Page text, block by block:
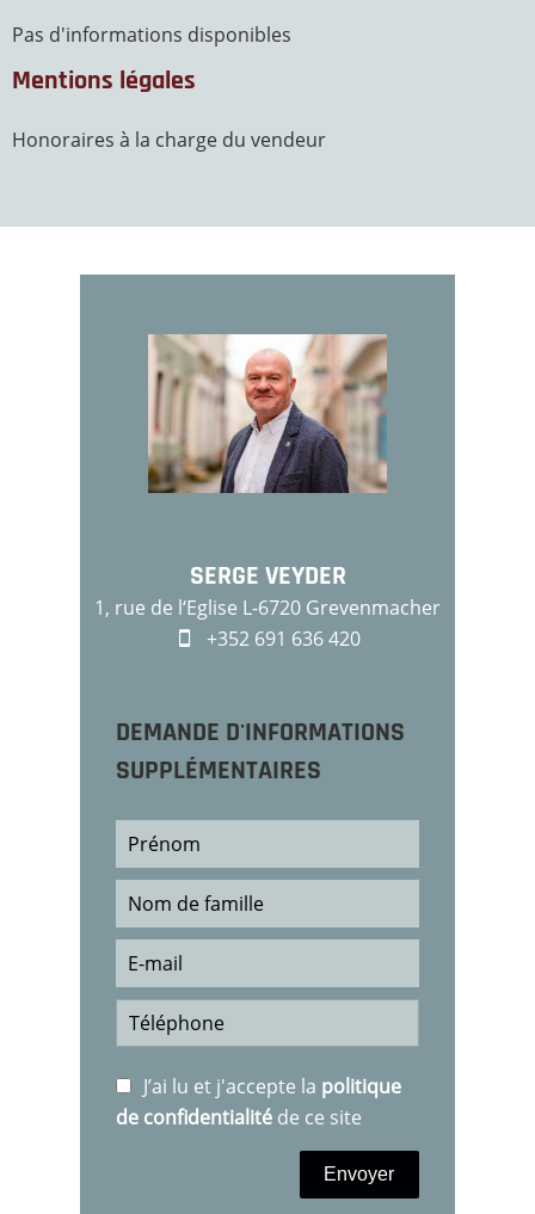
Pas d'informations disponibles
Mentions légales
Honoraires à la charge du vendeur
SERGE VEYDER
1, rue de l‘Eglise L-6720 Grevenmacher
+352 691 636 420
DEMANDE D'INFORMATIONS
SUPPLÉMENTAIRES
J’ai lu et j'accepte la politique
de confidentialité de ce site
Envoyer